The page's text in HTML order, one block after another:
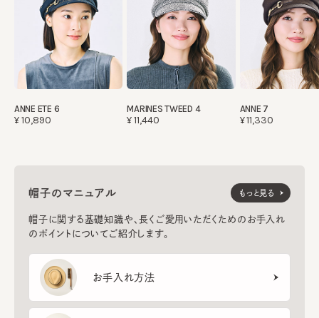
ANNE ETE 6
¥10,890
MARINES TWEED 4
¥11,440
ANNE 7
¥11,330
帽子のマニュアル
帽子に関する基礎知識や、長くご愛用いただくためのお手入れ
のポイントについてご紹介します。
お手入れ方法
もっと見る